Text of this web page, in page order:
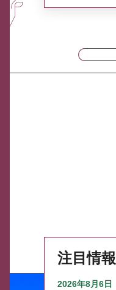
注目情報
2026年8月6日